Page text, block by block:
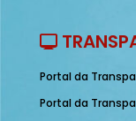
Portal da
Portal da